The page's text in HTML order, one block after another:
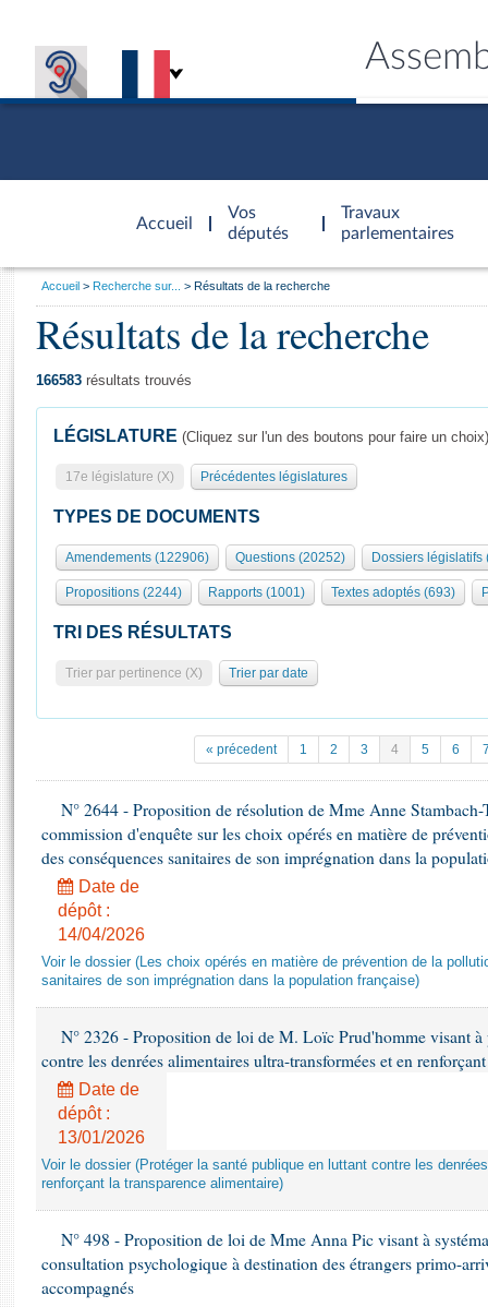
Accueil
d'accueil
Vos
députés
Travaux
parlementaires
Présidence
577 députés
Groupes politiques
Séance publique
Commissions et autres organes
Europe et International
Pétitions
Projets de loi
Propositions de loi
Amendements
Textes adoptés
Rapports d'information
Rapports d'enquête
Rapports législatifs
Rapports sur l'application des lois
Baromètre de l’application des lois
Dossiers législatifs
Questions écrites et orales
Général
Rôle et pouvoirs de l'Assemblée
Organisation de l'Assemblée
Présidence Conférence des Présidents Bureau Collège des
Statistiques et chiffres clés
Documents de référence
( Constitution | Règlement de l'Assemblée ... )
Juniors
Anciennes législatures
Liens vers les sites publics
Visiter l'Assemblée
Visite virtuelle du palais Bourbon
Assister à une séance
Contacts et plan d'accès
Photos libres de droit
Vous
Accueil Recherche sur... Résultats de la recherche
Résultats de la recherche
166583 résultats trouvés
LÉGISLATURE (Cliquez sur l'un des boutons pour faire un choix)
17e législature (X) Précédentes législatures
TYPES DE DOCUMENTS
Amendements (122906) Questions (20252) Dossiers législatifs
Propositions (2244) Rapports (1001) Textes adoptés (693)
TRI DES RÉSULTATS
Trier par pertinence (X) Trier par date
« précedent 1 2 3 4 5 6
N° 2644 - Proposition de résolution de Mme Anne
commission d'enquête sur les choix opérés en matière de
des conséquences sanitaires de son imprégnation dans la
Date de
dépôt :
14/04/2026
Voir le dossier (Les choix opérés en matière de prévention de la
sanitaires de son imprégnation dans la population française)
N° 2326 - Proposition de loi de M. Loïc Prud'homme visant
contre les denrées alimentaires ultra-transformées et en
Date de
dépôt :
13/01/2026
Voir le dossier (Protéger la santé publique en luttant contre les
renforçant la transparence alimentaire)
N° 498 - Proposition de loi de Mme Anna Pic visant à
consultation psychologique à destination des étrangers primo-
accompagnés